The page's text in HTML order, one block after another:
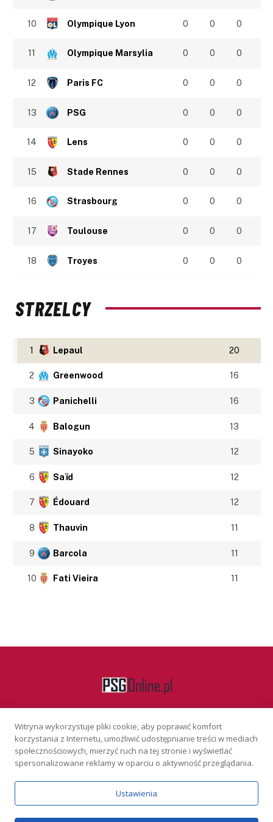
10 Olympique Lyon 0 0 0
11 Olympique Marsylia 0 0 0
12 Paris FC 0 0 0
13 PSG 0 0 0
14 Lens 0 0 0
15 Stade Rennes 0 0 0
16 Strasbourg 0 0 0
17 Toulouse 0 0 0
18 Troyes 0 0 0
STRZELCY
1 Lepaul 20
2 Greenwood 16
3 Panichelli 16
4 Balogun 13
5 Sinayoko 12
6 Saïd 12
7 Édouard 12
8 Thauvin 11
9 Barcola 11
10 Fati Vieira 11
Facebook
KONTAKT REKLAMA POLITYKA PRYWATNOŚCI
Serwis wyłącznie dla osób powyżej 18 lat. Hazard może uzależniać.
Graj odpowiedzialnie.Szczegóły
Copyright © 2026 PSGonline.pl
Witryna wykorzystuje pliki cookie, aby poprawić komfort
korzystania z Internetu, umożliwić udostępnianie treści w mediach
społecznościowych, mierzyć ruch na tej stronie i wyświetlać
spersonalizowane reklamy w oparciu o aktywność przeglądania.
Ustawienia